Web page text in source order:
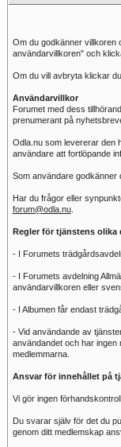
Om du godkänner villkoren
användarvillkoren" och
Om du vill avbryta klickar
Användarvillkor
Forumet med dess
prenumerant på
Odla.nu som levererar den
användare att fortlöpande
Som användare godkänner
Har du frågor eller
forum@odla.nu.
Regler för tjänstens olika
- I Forumets
- I Forumets avdelning
användarvillkoren eller
- I Albumen får endast
- Vid användande av
användandet och har ingen
medlemmarna.
Ansvar för innehållet på
Vi gör ingen
Du svarar själv för det du
genom ditt medlemskap